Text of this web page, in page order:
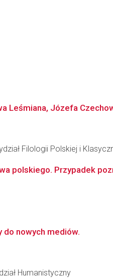
Leśmiana, Józefa
Filologii Polskiej i
polskiego. Przypadek
nowych mediów.
Humanistyczny